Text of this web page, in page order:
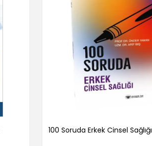
100 Soruda Erkek Cinsel Sağlığı